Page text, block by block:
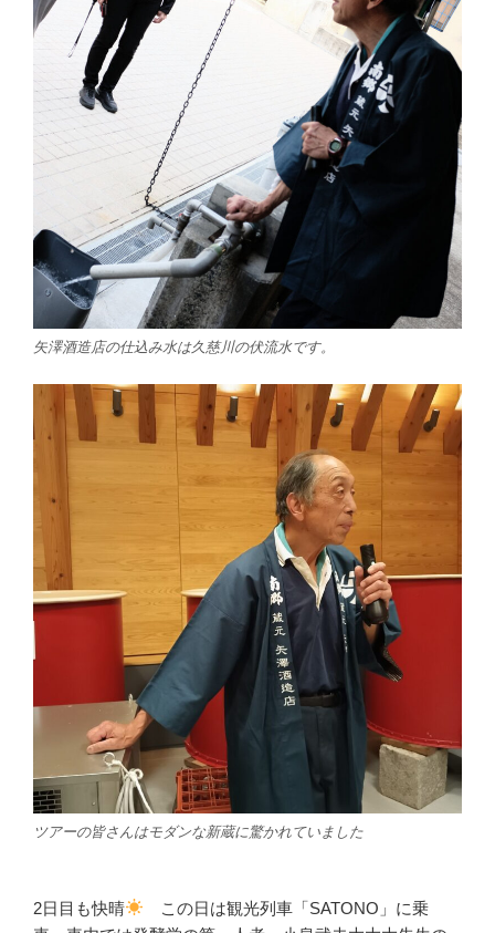
矢澤酒造店の仕込み水は久慈川の伏流水です。
ツアーの皆さんはモダンな新蔵に驚かれていました
2日目も快晴
この日は観光列車「SATONO」に乗